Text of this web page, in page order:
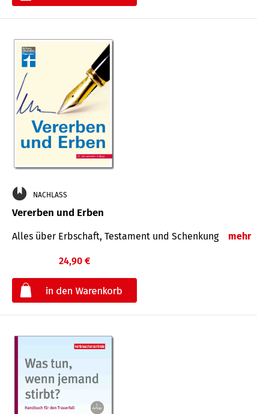
NACHLASS
Vererben und Erben
Alles über Erbschaft, Testament und Schenkung mehr
24,90 €